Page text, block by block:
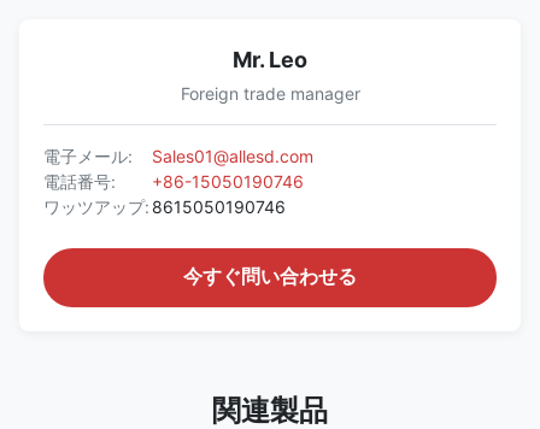
Mr. Leo
Foreign trade manager
電子メール:
Sales01@allesd.com
電話番号:
+86-15050190746
ワッツアップ: 8615050190746
今すぐ問い合わせる
関連製品